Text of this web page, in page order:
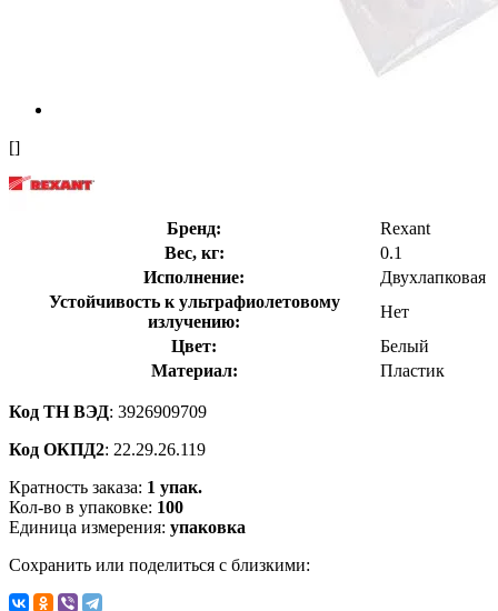
[]
Бренд:
Rexant
Вес, кг:
0.1
Исполнение:
Двухлапковая
Устойчивость к ультрафиолетовому
излучению:
Нет
Цвет:
Белый
Материал:
Пластик
Код ТН ВЭД: 3926909709
Код ОКПД2: 22.29.26.119
Кратность заказа: 1 упак.
Кол-во в упаковке: 100
Единица измерения: упаковка
Сохранить или поделиться с близкими: